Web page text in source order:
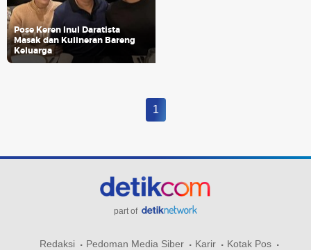
Pose Keren Inul Daratista
Masak dan Kulineran Bareng
Keluarga
1
part of
Redaksi Pedoman Media Siber Karir Kotak Pos